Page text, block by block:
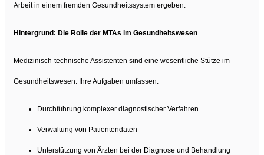
Arbeit in einem fremden Gesundheitssystem ergeben.
Hintergrund: Die Rolle der MTAs im Gesundheitswesen
Medizinisch-technische Assistenten sind eine wesentliche Stütze im
Gesundheitswesen. Ihre Aufgaben umfassen:
Durchführung komplexer diagnostischer Verfahren
Verwaltung von Patientendaten
Unterstützung von Ärzten bei der Diagnose und Behandlung